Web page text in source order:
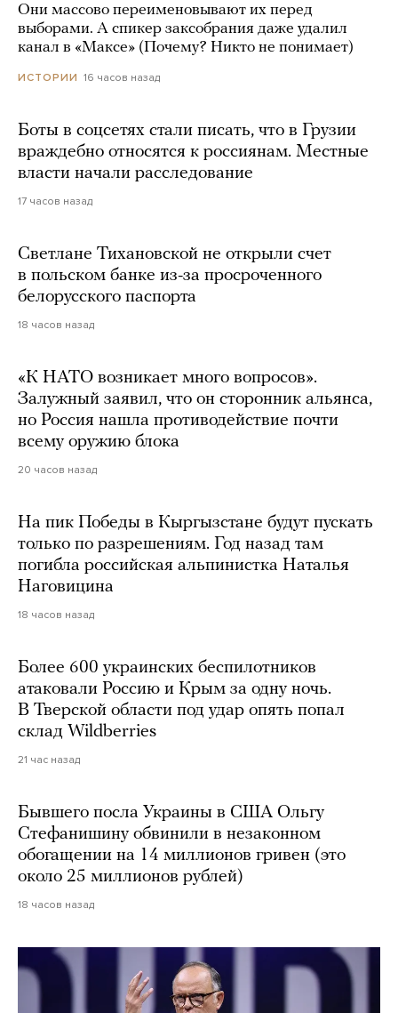
Они массово переименовывают их перед
выборами. А спикер заксобрания даже удалил
канал в «Максе» (Почему? Никто не понимает)
ИСТОРИИ 16 часов назад
Боты в соцсетях стали писать, что в Грузии
враждебно относятся к россиянам. Местные
власти начали расследование
17 часов назад
Светлане Тихановской не открыли счет
в польском банке из-за просроченного
белорусского паспорта
18 часов назад
«К НАТО возникает много вопросов».
Залужный заявил, что он сторонник альянса,
но Россия нашла противодействие почти
всему оружию блока
20 часов назад
На пик Победы в Кыргызстане будут пускать
только по разрешениям. Год назад там
погибла российская альпинистка Наталья
Наговицина
18 часов назад
Более 600 украинских беспилотников
атаковали Россию и Крым за одну ночь.
В Тверской области под удар опять попал
склад Wildberries
21 час назад
Бывшего посла Украины в США Ольгу
Стефанишину обвинили в незаконном
обогащении на 14 миллионов гривен (это
около 25 миллионов рублей)
18 часов назад